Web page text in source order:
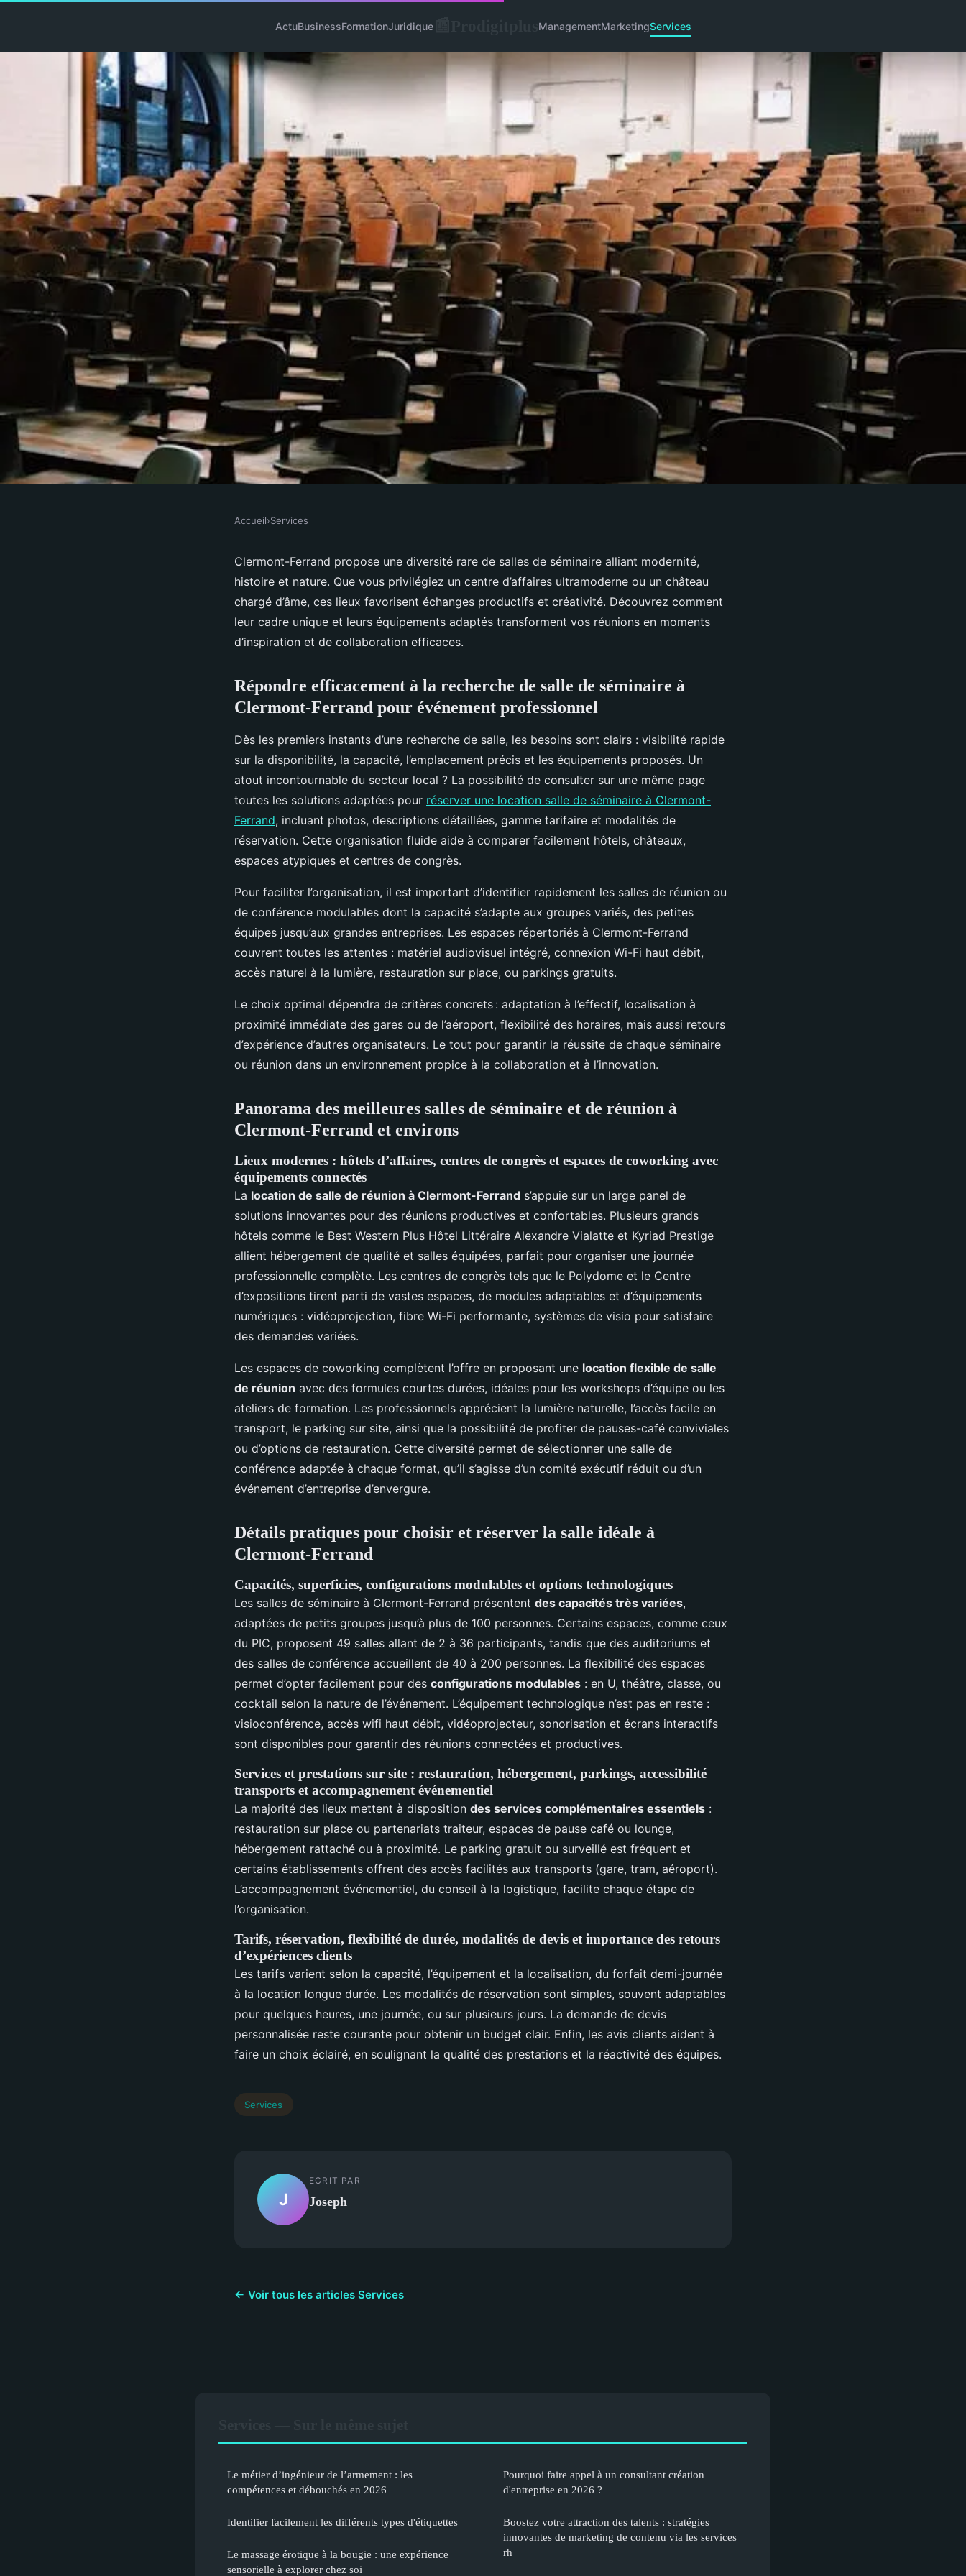
ActuBusinessFormationJuridique📰 ManagementMarketingServices
Location de salle de séminaire à
clermont-ferrand : lieu d'inspiration et
de collaboration
Accueil›Services
Clermont-Ferrand propose une diversité rare de salles de séminaire alliant modernité,
histoire et nature. Que vous privilégiez un centre d’affaires ultramoderne ou un château
chargé d’âme, ces lieux favorisent échanges productifs et créativité. Découvrez comment
leur cadre unique et leurs équipements adaptés transforment vos réunions en moments
d’inspiration et de collaboration efficaces.
Répondre efficacement à la recherche de salle de séminaire à
Clermont-Ferrand pour événement professionnel
Dès les premiers instants d’une recherche de salle, les besoins sont clairs : visibilité rapide
sur la disponibilité, la capacité, l’emplacement précis et les équipements proposés. Un
atout incontournable du secteur local ? La possibilité de consulter sur une même page
toutes les solutions adaptées pour réserver une location salle de séminaire à Clermont-
Ferrand, incluant photos, descriptions détaillées, gamme tarifaire et modalités de
réservation. Cette organisation fluide aide à comparer facilement hôtels, châteaux,
espaces atypiques et centres de congrès.
Pour faciliter l’organisation, il est important d’identifier rapidement les salles de réunion ou
de conférence modulables dont la capacité s’adapte aux groupes variés, des petites
équipes jusqu’aux grandes entreprises. Les espaces répertoriés à Clermont-Ferrand
couvrent toutes les attentes : matériel audiovisuel intégré, connexion Wi-Fi haut débit,
accès naturel à la lumière, restauration sur place, ou parkings gratuits.
Le choix optimal dépendra de critères concrets : adaptation à l’effectif, localisation à
proximité immédiate des gares ou de l’aéroport, flexibilité des horaires, mais aussi retours
d’expérience d’autres organisateurs. Le tout pour garantir la réussite de chaque séminaire
ou réunion dans un environnement propice à la collaboration et à l’innovation.
Panorama des meilleures salles de séminaire et de réunion à
Clermont-Ferrand et environs
Lieux modernes : hôtels d’affaires, centres de congrès et espaces de coworking avec
équipements connectés
La location de salle de réunion à Clermont-Ferrand s’appuie sur un large panel de
solutions innovantes pour des réunions productives et confortables. Plusieurs grands
hôtels comme le Best Western Plus Hôtel Littéraire Alexandre Vialatte et Kyriad Prestige
allient hébergement de qualité et salles équipées, parfait pour organiser une journée
professionnelle complète. Les centres de congrès tels que le Polydome et le Centre
d’expositions tirent parti de vastes espaces, de modules adaptables et d’équipements
numériques : vidéoprojection, fibre Wi-Fi performante, systèmes de visio pour satisfaire
des demandes variées.
Les espaces de coworking complètent l’offre en proposant une location flexible de salle
de réunion avec des formules courtes durées, idéales pour les workshops d’équipe ou les
ateliers de formation. Les professionnels apprécient la lumière naturelle, l’accès facile en
transport, le parking sur site, ainsi que la possibilité de profiter de pauses-café conviviales
ou d’options de restauration. Cette diversité permet de sélectionner une salle de
conférence adaptée à chaque format, qu’il s’agisse d’un comité exécutif réduit ou d’un
événement d’entreprise d’envergure.
Détails pratiques pour choisir et réserver la salle idéale à
Clermont-Ferrand
Capacités, superficies, configurations modulables et options technologiques
Les salles de séminaire à Clermont-Ferrand présentent des capacités très variées,
adaptées de petits groupes jusqu’à plus de 100 personnes. Certains espaces, comme ceux
du PIC, proposent 49 salles allant de 2 à 36 participants, tandis que des auditoriums et
des salles de conférence accueillent de 40 à 200 personnes. La flexibilité des espaces
permet d’opter facilement pour des configurations modulables : en U, théâtre, classe, ou
cocktail selon la nature de l’événement. L’équipement technologique n’est pas en reste :
visioconférence, accès wifi haut débit, vidéoprojecteur, sonorisation et écrans interactifs
sont disponibles pour garantir des réunions connectées et productives.
Services et prestations sur site : restauration, hébergement, parkings, accessibilité
transports et accompagnement événementiel
La majorité des lieux mettent à disposition des services complémentaires essentiels :
restauration sur place ou partenariats traiteur, espaces de pause café ou lounge,
hébergement rattaché ou à proximité. Le parking gratuit ou surveillé est fréquent et
certains établissements offrent des accès facilités aux transports (gare, tram, aéroport).
L’accompagnement événementiel, du conseil à la logistique, facilite chaque étape de
l’organisation.
Tarifs, réservation, flexibilité de durée, modalités de devis et importance des retours
d’expériences clients
Les tarifs varient selon la capacité, l’équipement et la localisation, du forfait demi-journée
à la location longue durée. Les modalités de réservation sont simples, souvent adaptables
pour quelques heures, une journée, ou sur plusieurs jours. La demande de devis
personnalisée reste courante pour obtenir un budget clair. Enfin, les avis clients aident à
faire un choix éclairé, en soulignant la qualité des prestations et la réactivité des équipes.
Services
J
ECRIT PAR
Joseph
← Voir tous les articles Services
Le métier d’ingénieur de l’armement : les
compétences et débouchés en 2026
Identifier facilement les différents types d'étiquettes
Le massage érotique à la bougie : une expérience
sensorielle à explorer chez soi
Pourquoi faire appel à un consultant création
d'entreprise en 2026 ?
Boostez votre attraction des talents : stratégies
innovantes de marketing de contenu via les services
rh